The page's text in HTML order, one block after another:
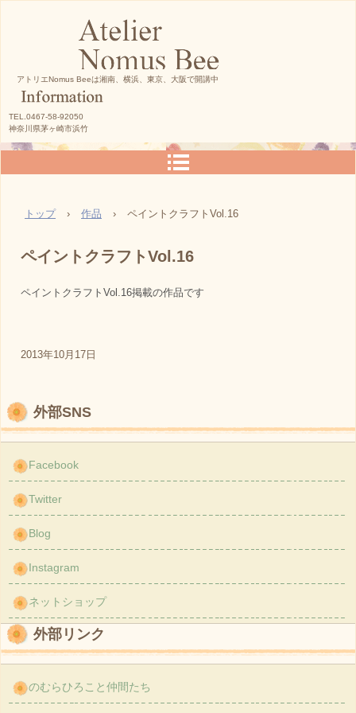
アトリエNomus Beeは湘南、横浜、東京、大阪で開講中
TEL.0467-58-92050
神奈川県茅ヶ崎市浜竹
トップ › 作品 › ペイントクラフトVol.16
ペイントクラフトVol.16
ペイントクラフトVol.16掲載の作品です
2013年10月17日
外部SNS
Facebook
Twitter
Blog
Instagram
ネットショップ
外部リンク
のむらひろこと仲間たち